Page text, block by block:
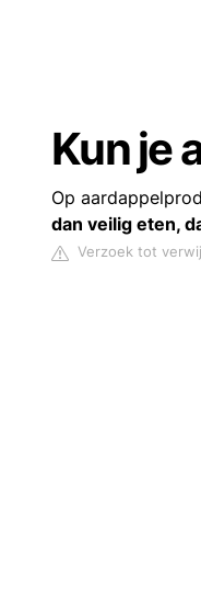
Kun je
Op
dan veilig eten,
Verzoek tot